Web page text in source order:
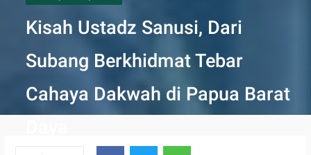
Kisah Ustadz Sanusi, Dari
Subang Berkhidmat Tebar
Cahaya Dakwah di Papua Barat